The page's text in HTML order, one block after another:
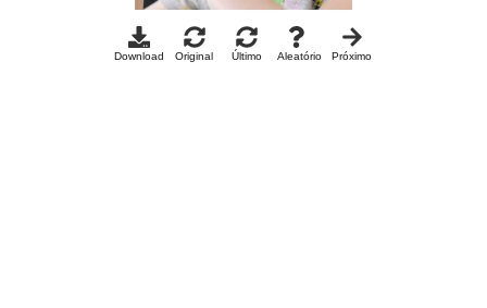
Download Original Último Aleatório Próximo